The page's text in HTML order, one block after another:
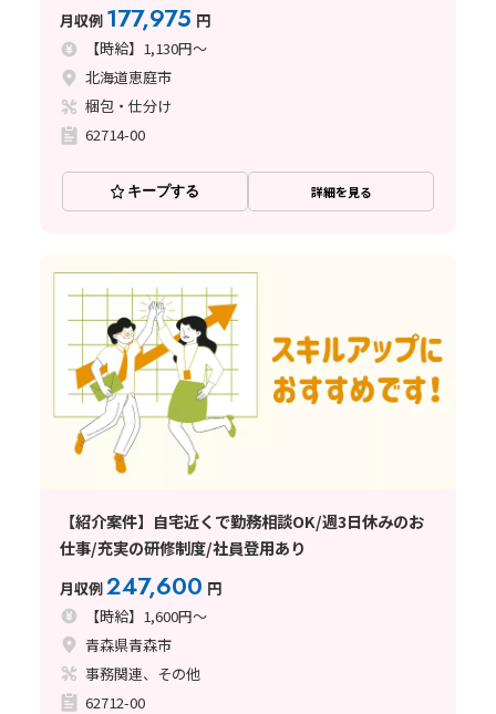
月収例 177,975 円
【時給】1,130円～
北海道恵庭市
梱包・仕分け
62714-00
キープする 詳細を見る
【紹介案件】自宅近くで勤務相談OK/週3日休みのお
仕事/充実の研修制度/社員登用あり
月収例247,600 円
【時給】1,600円～
青森県青森市
事務関連、その他
62712-00